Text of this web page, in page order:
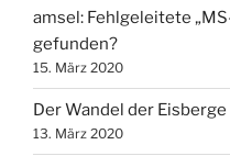
amsel: Fehlgeleitete
gefunden?
15. März 2020
Der Wandel der Eisberge
13. März 2020